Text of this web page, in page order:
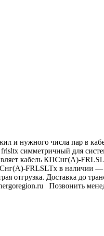
и нужного числа пар в
симметричный для
кабель КПСнг(А)-
FRLSLTx в наличии —
отгрузка. Доставка
Позвонить